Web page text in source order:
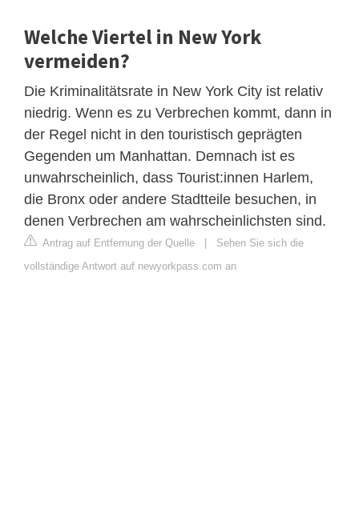
Welche Viertel in New York
vermeiden?
Die Kriminalitätsrate in New York City ist relativ
niedrig. Wenn es zu Verbrechen kommt, dann in
der Regel nicht in den touristisch geprägten
Gegenden um Manhattan. Demnach ist es
unwahrscheinlich, dass Tourist:innen Harlem,
die Bronx oder andere Stadtteile besuchen, in
denen Verbrechen am wahrscheinlichsten sind.
Antrag auf Entfernung der Quelle | Sehen Sie sich die
vollständige Antwort auf newyorkpass.com an